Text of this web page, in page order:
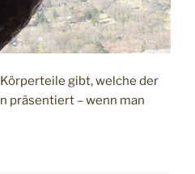
gibt, welche der
präsentiert – wenn man